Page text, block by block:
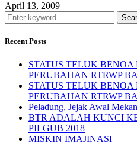
April 13, 2009
Recent Posts
STATUS TELUK BENOA
PERUBAHAN RTRWP
STATUS TELUK BENOA
PERUBAHAN RTRWP
Peladung, Jejak Awal
BTR ADALAH KUNCI
PILGUB 2018
MISKIN IMAJINASI